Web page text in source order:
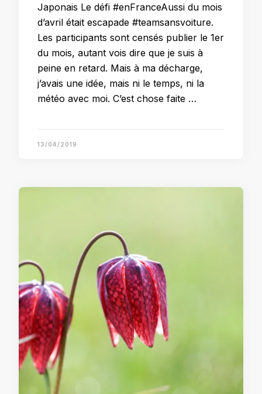
Japonais Le défi #enFranceAussi du mois
d’avril était escapade #teamsansvoiture.
Les participants sont censés publier le 1er
du mois, autant vois dire que je suis à
peine en retard. Mais à ma décharge,
j’avais une idée, mais ni le temps, ni la
météo avec moi. C’est chose faite …
13/04/2019